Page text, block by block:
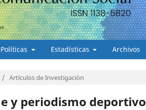
Políticas Estadísticas Archivos
/ Artículos de Investigación
y periodismo deportivo